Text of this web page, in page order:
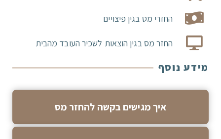
החזרי מס בגין פיצויים
החזר מס בגין הוצאות לשכיר העובד מהבית
מידע נוסף
איך מגישים בקשה להחזר מס